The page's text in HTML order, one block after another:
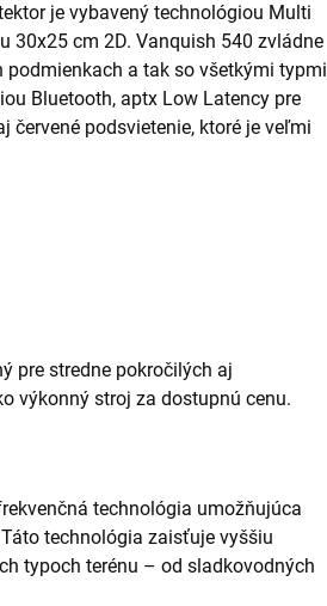
je vybavený technológiou Multi
30x25 cm 2D. Vanquish 540 zvládne
a tak so všetkými typmi
Bluetooth, aptx Low Latency pre
červené podsvietenie, ktoré je veľmi
pre stredne pokročilých aj
výkonný stroj za dostupnú cenu.
technológia umožňujúca
technológia zaisťuje vyššiu
typoch terénu – od sladkovodných